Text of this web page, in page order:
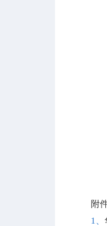
附
1、